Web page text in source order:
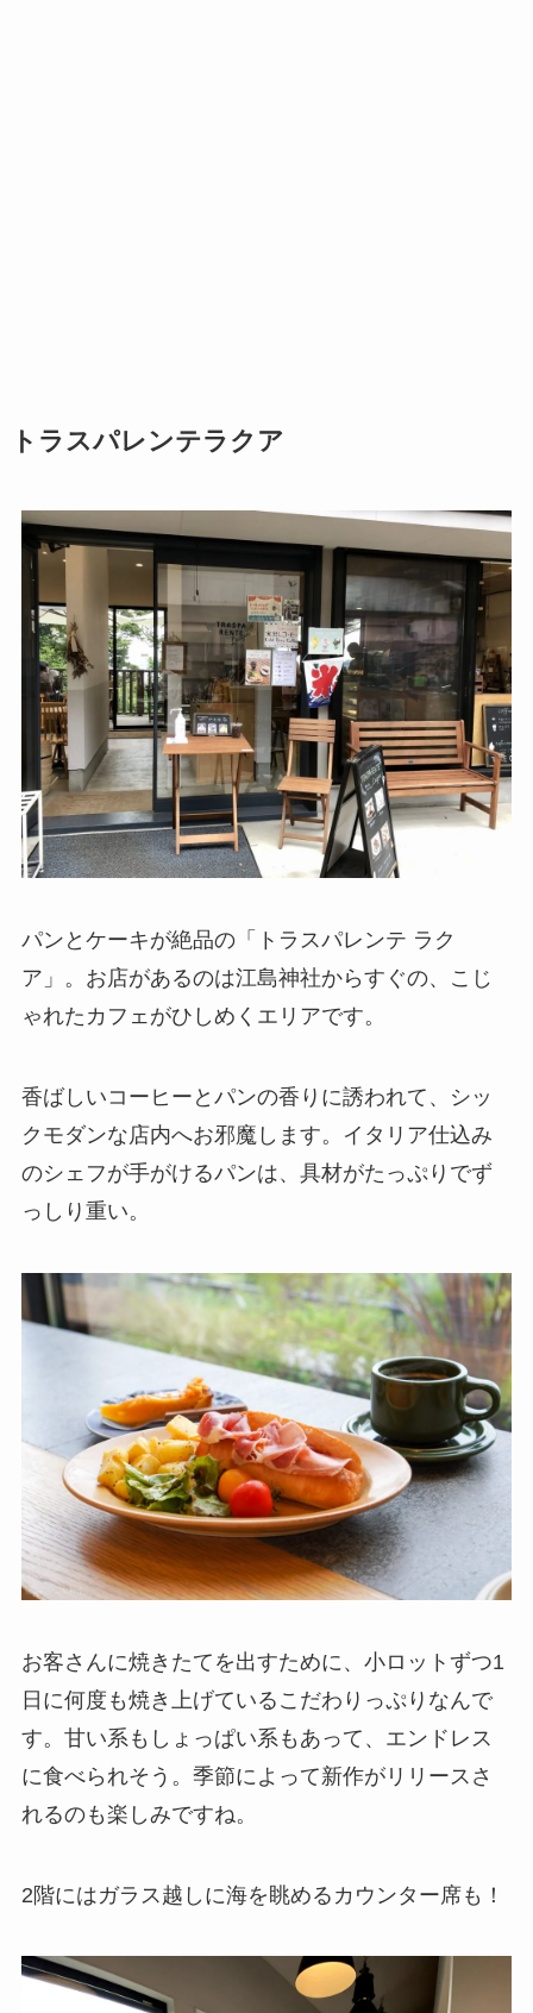
トラスパレンテラクア
パンとケーキが絶品の「トラスパレンテ ラク
ア」。お店があるのは江島神社からすぐの、こじ
ゃれたカフェがひしめくエリアです。
香ばしいコーヒーとパンの香りに誘われて、シッ
クモダンな店内へお邪魔します。イタリア仕込み
のシェフが手がけるパンは、具材がたっぷりでず
っしり重い。
お客さんに焼きたてを出すために、小ロットずつ1
日に何度も焼き上げているこだわりっぷりなんで
す。甘い系もしょっぱい系もあって、エンドレス
に食べられそう。季節によって新作がリリースさ
れるのも楽しみですね。
2階にはガラス越しに海を眺めるカウンター席も！